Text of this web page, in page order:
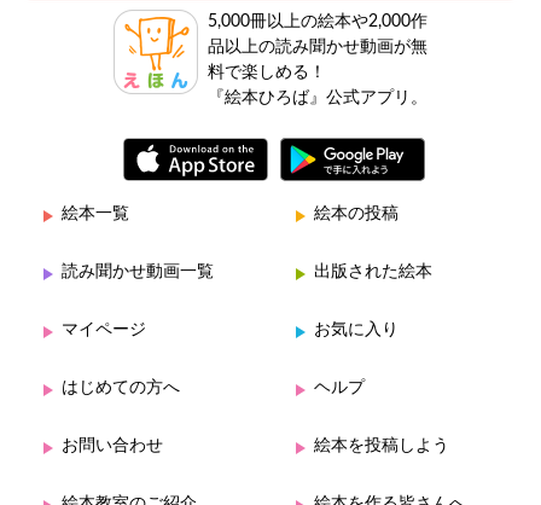
5,000冊以上の絵本や2,000作
品以上の読み聞かせ動画が無
料で楽しめる！
『絵本ひろば』公式アプリ。
絵本一覧 絵本の投稿
読み聞かせ動画一覧 出版された絵本
マイページ お気に入り
はじめての方へ ヘルプ
お問い合わせ 絵本を投稿しよう